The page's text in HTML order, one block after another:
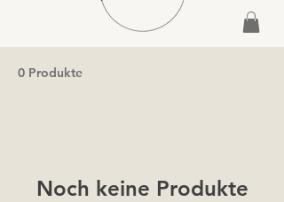
0 Produkte
Noch keine Produkte